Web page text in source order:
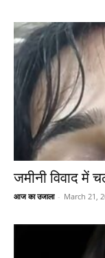
जमीनी विवाद में
आज का उजाला - March 21,